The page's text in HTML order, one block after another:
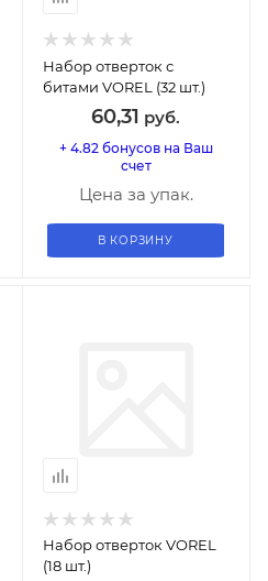
Набор отверток с
битами VOREL (32 шт.)
60,31 руб.
+ 4.82 бонусов на Ваш
счет
Цена за упак.
В КОРЗИНУ
Набор отверток VOREL
(18 шт.)